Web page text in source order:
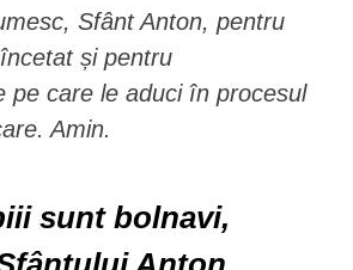
Sfânt Anton, pentru
și pentru
pe care le aduci în procesul
Amin.
sunt bolnavi,